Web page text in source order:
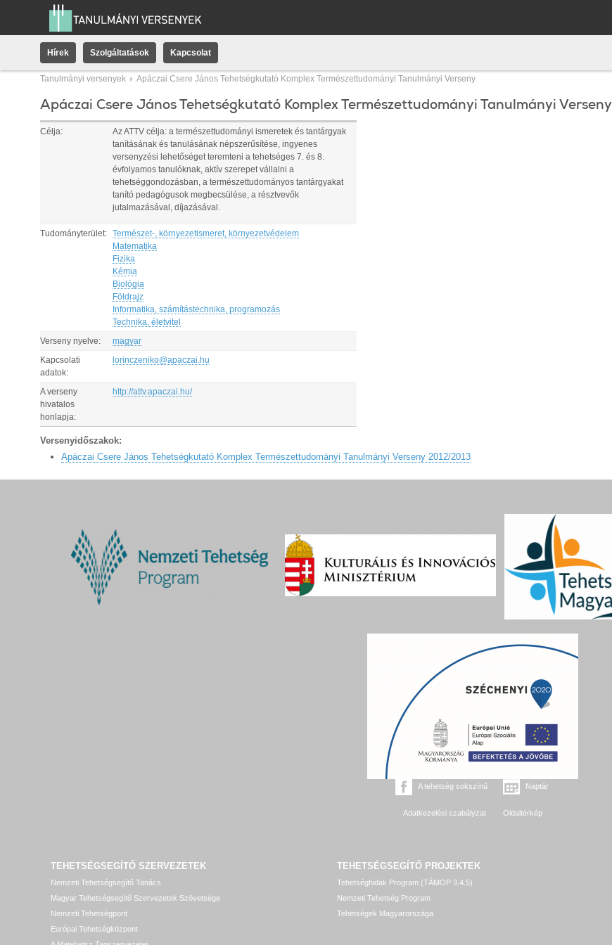
Hírek Szolgáltatások Kapcsolat
Tanulmányi versenyek Apáczai Csere János Tehetségkutató Komplex Természettudományi Tanulmányi Verseny
Apáczai Csere János Tehetségkutató Komplex Természettudományi Tanulmányi Verseny
Célja:
Az ATTV célja: a természettudományi ismeretek és tantárgyak
tanításának és tanulásának népszerűsítése, ingyenes
versenyzési lehetőséget teremteni a tehetséges 7. és 8.
évfolyamos tanulóknak, aktív szerepet vállalni a
tehetséggondozásban, a természettudományos tantárgyakat
tanító pedagógusok megbecsülése, a résztvevők
jutalmazásával, díjazásával.
Tudományterület:
Természet-, környezetismeret, környezetvédelem
Matematika
Fizika
Kémia
Biológia
Földrajz
Informatika, számítástechnika, programozás
Technika, életvitel
Verseny nyelve: magyar
Kapcsolati
adatok:
lorinczeniko@apaczai.hu
A verseny
hivatalos
honlapja:
http://attv.apaczai.hu/
Versenyidőszakok:
Apáczai Csere János Tehetségkutató Komplex Természettudományi Tanulmányi Verseny 2012/2013
A tehetség sokszínű Naptár
Adatkezelési szabályzat Oldaltérkép
TEHETSÉGSEGÍTŐ SZERVEZETEK
Nemzeti Tehetségsegítő Tanács
Magyar Tehetségsegítő Szervezetek Szövetsége
Nemzeti Tehetségpont
Európai Tehetségközpont
TEHETSÉGSEGÍTŐ PROJEKTEK
Tehetséghidak Program (TÁMOP 3.4.5)
Nemzeti Tehetség Program
Tehetségek Magyarországa